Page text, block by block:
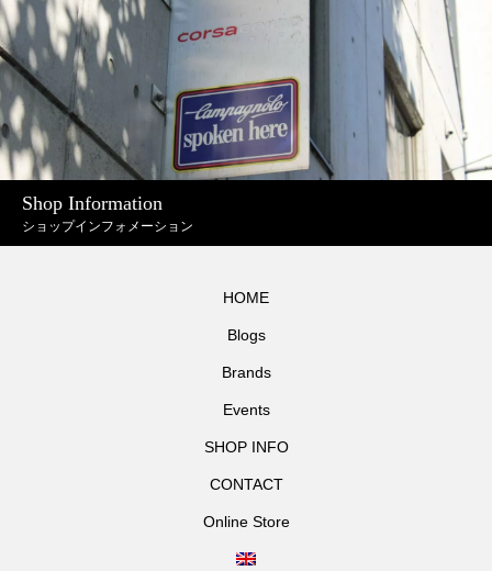
Shop Information
ショップインフォメーション
HOME
Blogs
Brands
Events
SHOP INFO
CONTACT
Online Store